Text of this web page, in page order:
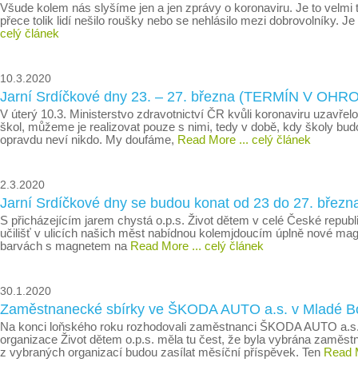
Všude kolem nás slyšíme jen a jen zprávy o koronaviru. Je to
přece tolik lidí nešilo roušky nebo se nehlásilo mezi dobrovolníky.
celý článek
10.3.2020
Jarní Srdíčkové dny 23. – 27. března (TERMÍN V
V úterý 10.3. Ministerstvo zdravotnictví ČR kvůli koronaviru
škol, můžeme je realizovat pouze s nimi, tedy v době, kdy školy
opravdu neví nikdo. My doufáme, Read More ... celý článek
2.3.2020
Jarní Srdíčkové dny se budou konat od 23 do 27.
S přicházejícím jarem chystá o.p.s. Život dětem v celé České
učilišť v ulicích našich měst nabídnou kolemjdoucím úplně nové
barvách s magnetem na Read More ... celý článek
30.1.2020
Zaměstnanecké sbírky ve ŠKODA AUTO a.s. v Mladé
Na konci loňského roku rozhodovali zaměstnanci ŠKODA AUTO
organizace Život dětem o.p.s. měla tu čest, že byla vybrána
z vybraných organizací budou zasílat měsíční příspěvek. Ten Read